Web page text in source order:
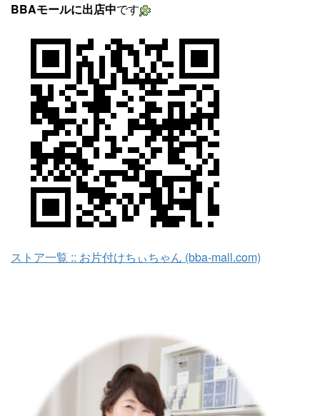
BBAモールに出店中です
ストア一覧 :: お片付けちぃちゃん (bba-mall.com)